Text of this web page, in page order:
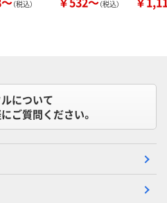
（税込） （税込）
について
ご質問ください。